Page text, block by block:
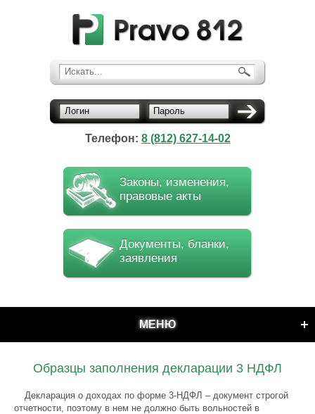
Искать...
Логин Пароль
Телефон: 8 (812) 627-14-02
Законы, изменения,
правовые акты
Документы, бланки,
заявления
МЕНЮ
Образцы заполнения декларации 3 НДФЛ
Декларация о доходах по форме 3-НДФЛ – документ строгой
отчетности, поэтому в нем не должно быть вольностей в